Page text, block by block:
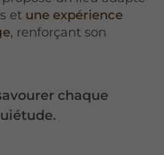
et une expérience
, renforçant son
chaque